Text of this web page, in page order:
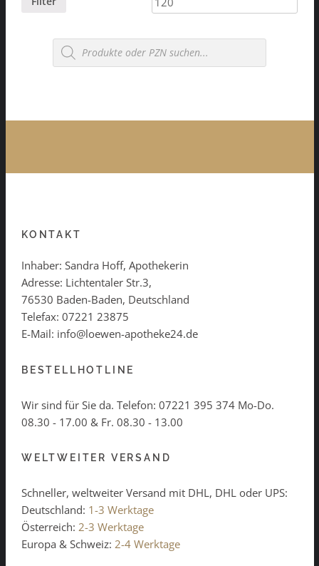
Products
search
KONTAKT
Inhaber: Sandra Hoff, Apothekerin
Adresse: Lichtentaler Str.3,
76530 Baden-Baden, Deutschland
Telefax: 07221 23875
E-Mail: info@loewen-apotheke24.de
BESTELLHOTLINE
Wir sind für Sie da. Telefon: 07221 395 374 Mo-Do.
08.30 - 17.00 & Fr. 08.30 - 13.00
WELTWEITER VERSAND
Schneller, weltweiter Versand mit DHL, DHL oder UPS:
Deutschland: 1-3 Werktage
Österreich: 2-3 Werktage
Europa & Schweiz: 2-4 Werktage